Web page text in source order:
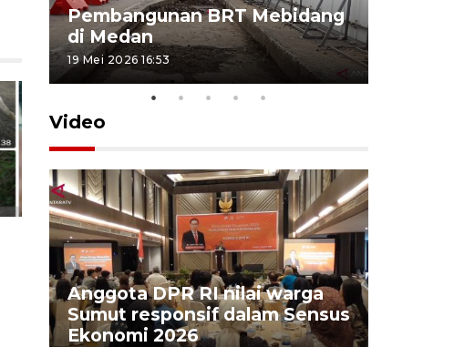
Pembangunan BRT Mebidang
di Medan
19 Mei 2026 16:53
Video
Anggota DPR RI nilai warga
Sumut responsif dalam Sensus
Ekonomi 2026